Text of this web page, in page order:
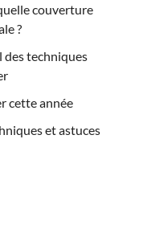
couverture
?
des techniques
cette année
et astuces